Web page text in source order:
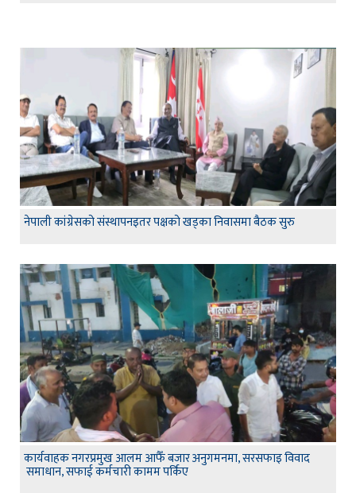
नेपाली कांग्रेसको संस्थापनइतर पक्षको खड्का निवासमा बैठक सुरु
कार्यवाहक नगरप्रमुख आलम आफैँ बजार अनुगमनमा, सरसफाइ विवाद
समाधान, सफाई कर्मचारी कामम पर्किए